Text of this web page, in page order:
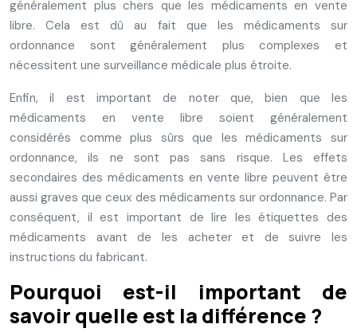
généralement plus chers que les médicaments en vente
libre. Cela est dû au fait que les médicaments sur
ordonnance sont généralement plus complexes et
nécessitent une surveillance médicale plus étroite.
Enfin, il est important de noter que, bien que les
médicaments en vente libre soient généralement
considérés comme plus sûrs que les médicaments sur
ordonnance, ils ne sont pas sans risque. Les effets
secondaires des médicaments en vente libre peuvent être
aussi graves que ceux des médicaments sur ordonnance. Par
conséquent, il est important de lire les étiquettes des
médicaments avant de les acheter et de suivre les
instructions du fabricant.
Pourquoi est-il important de
savoir quelle est la différence ?